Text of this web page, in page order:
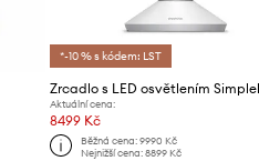
*-10 % s kódem: LST
Aktuální cena:
8499 Kč
Běžná cena: 9990 Kč
Nejnižší cena: 8899 Kč